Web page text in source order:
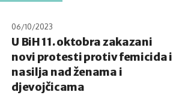
06/10/2023
U BiH 11. oktobra zakazani
novi protesti protiv femicida i
nasilja nad ženama i
djevojčicama